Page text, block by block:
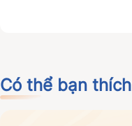
và Truyền thông.
Có thể bạn thích